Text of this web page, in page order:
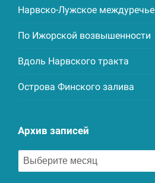
Нарвско-Лужское междуречье
По Ижорской возвышенности
Вдоль Нарвского тракта
Острова Финского залива
Архив записей
Архив
записей